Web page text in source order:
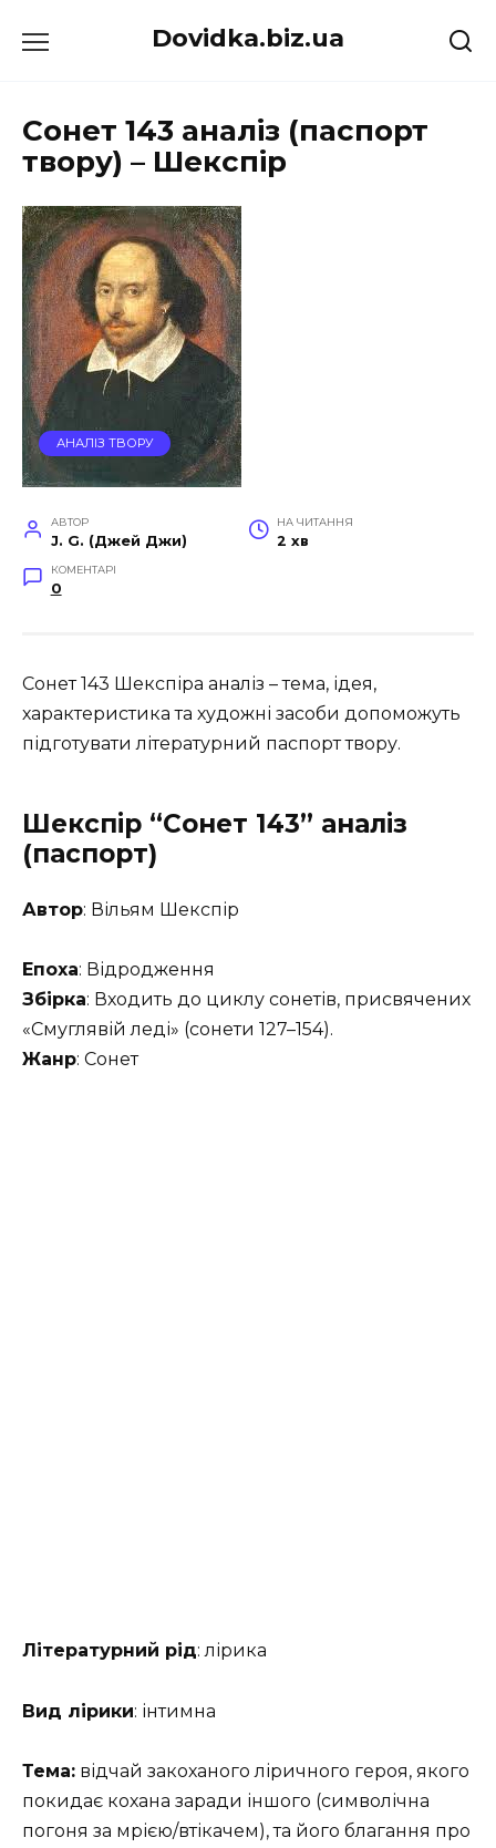
до
Dovidka.biz.ua
Сонет 143 аналіз (паспорт
твору) – Шекспір
АНАЛІЗ ТВОРУ
АВТОР
J. G. (Джей Джи)
НА ЧИТАННЯ
2 хв
КОМЕНТАРІ
0
Сонет 143 Шекспіра аналіз – тема, ідея,
характеристика та художні засоби допоможуть
підготувати літературний паспорт твору.
Шекспір “Сонет 143” аналіз
(паспорт)
Автор: Вільям Шекспір
Епоха: Відродження
Збірка: Входить до циклу сонетів, присвячених
«Смуглявій леді» (сонети 127–154).
Жанр: Сонет
Літературний рід: лірика
Вид лірики: інтимна
Тема: відчай закоханого ліричного героя, якого
покидає кохана заради іншого (символічна
погоня за мрією/втікачем), та його благання про